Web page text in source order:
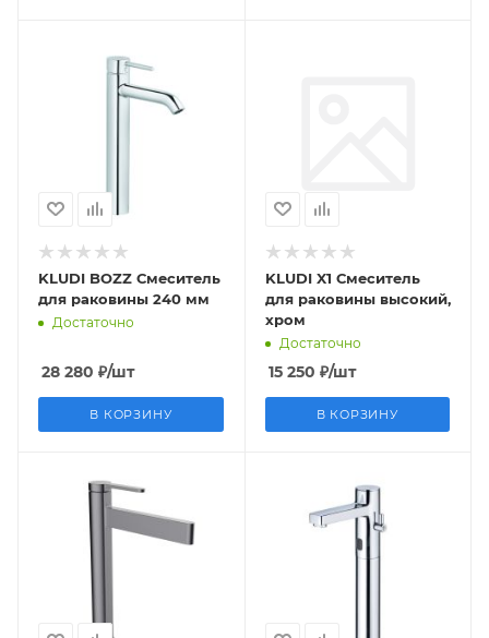
KLUDI BOZZ Смеситель
для раковины 240 мм
Достаточно
28 280 ₽/шт
В КОРЗИНУ
KLUDI X1 Смеситель
для раковины высокий,
хром
Достаточно
15 250 ₽/шт
В КОРЗИНУ